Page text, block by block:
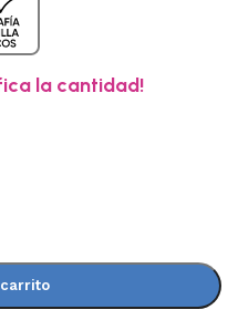
la cantidad!